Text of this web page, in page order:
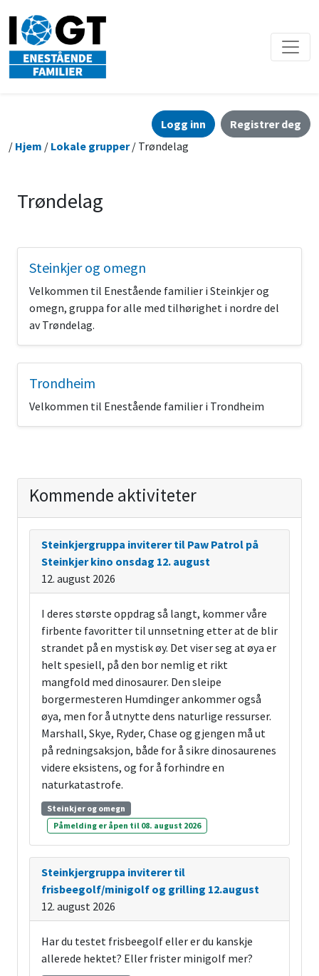
Logg inn
Registrer deg
/ Hjem / Lokale grupper/ Trøndelag
Trøndelag
Steinkjer og omegn
Velkommen til Enestående familier i Steinkjer og
omegn, gruppa for alle med tilhørighet i nordre del
av Trøndelag.
Trondheim
Velkommen til Enestående familier i Trondheim
Kommende aktiviteter
Steinkjergruppa inviterer til Paw Patrol på
Steinkjer kino onsdag 12. august
12. august 2026
I deres største oppdrag så langt, kommer våre
firbente favoritter til unnsetning etter at de blir
strandet på en mystisk øy. Det viser seg at øya er
helt spesiell, på den bor nemlig et rikt
mangfold med dinosaurer. Den sleipe
borgermesteren Humdinger ankommer også
øya, men for å utnytte dens naturlige ressurser.
Marshall, Skye, Ryder, Chase og gjengen må ut
på redningsaksjon, både for å sikre dinosaurenes
videre eksistens, og for å forhindre en
naturkatastrofe.
Steinkjer og omegn
Påmelding er åpen til 08. august 2026
Steinkjergruppa inviterer til
frisbeegolf/minigolf og grilling 12.august
12. august 2026
Har du testet frisbeegolf eller er du kanskje
allerede hektet? Eller frister minigolf mer?